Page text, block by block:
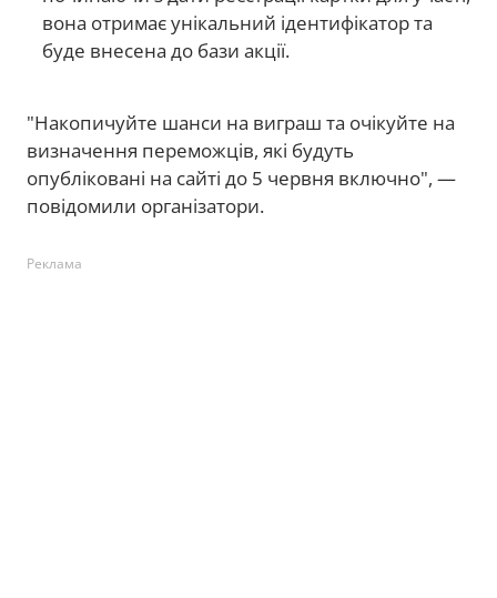
вона отримає унікальний ідентифікатор та
буде внесена до бази акції.
"Накопичуйте шанси на виграш та очікуйте на
визначення переможців, які будуть
опубліковані на сайті до 5 червня включно", —
повідомили організатори.
Реклама